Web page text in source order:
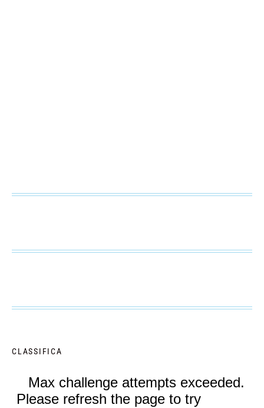
CLASSIFICA